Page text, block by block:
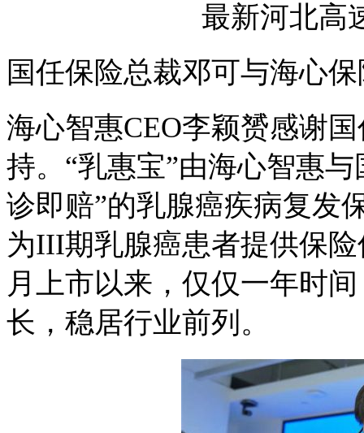
最新河北高
国任保险总裁邓可与海心
海心智惠CEO李颖赟感谢
持。“乳惠宝”由海心智惠
诊即赔”的乳腺癌疾病复发
为III期乳腺癌患者提供保
月上市以来，仅仅一年时
长，稳居行业前列。